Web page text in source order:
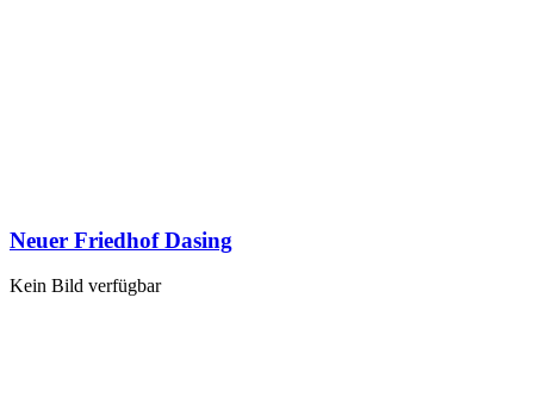
Neuer Friedhof Dasing
Kein Bild verfügbar